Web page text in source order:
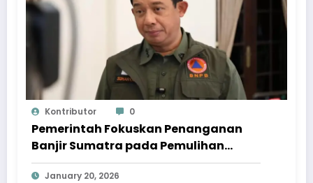
Kontributor 0
Pemerintah Fokuskan Penanganan
Banjir Sumatra pada Pemulihan
Berkelanjutan
January 20, 2026